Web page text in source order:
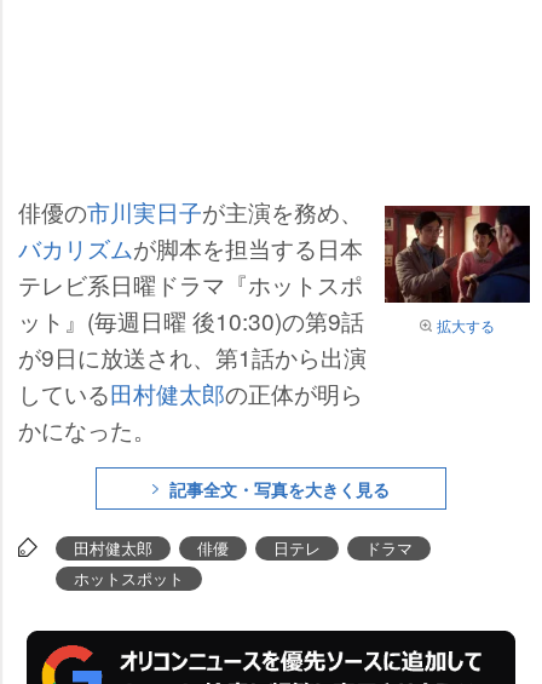
拡大する
俳優の市川実日子が主演を務め、
バカリズムが脚本を担当する日本
テレビ系日曜ドラマ『ホットスポ
ット』(毎週日曜 後10:30)の第9話
が9日に放送され、第1話から出演
している田村健太郎の正体が明ら
かになった。
記事全文・写真を大きく見る
田村健太郎 俳優 日テレ
ドラマ
ホットスポット